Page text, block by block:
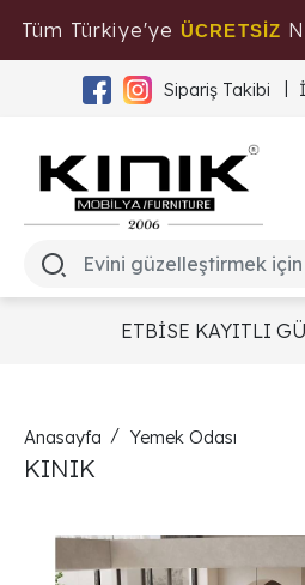
Tüm Türkiye'ye ÜCRETSİZ
Sipariş Takibi
ETBİSE KAYITLI
Anasayfa Yemek Odası
KINIK